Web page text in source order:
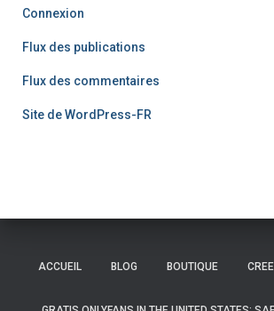
Connexion
Flux des publications
Flux des commentaires
Site de WordPress-FR
ACCUEIL BLOG BOUTIQUE